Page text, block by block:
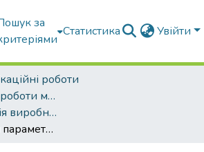
за
Статистика Увійти
роботи
Кваліфікаційні роботи магістрів
ОПП "Технологія виробництва і переробки продукції тваринництва"
Обґрунтування параметрів господарстві технологічного процесу вирощування на м’ясо бугайців у малому фермерському господарстві